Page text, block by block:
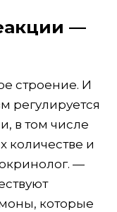
—
строение. И
регулируется
в том числе
количестве и
—
которые